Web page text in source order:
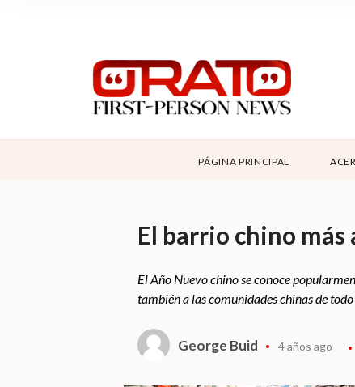
SUPPORT
CONTÁCTANOS
PÁGINA PRINCIPAL
El barrio chino
El Año Nuevo chino se conoce
también a las comunidades chinas de
George Buid 4 años ago